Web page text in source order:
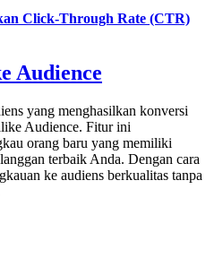
Click-Through Rate (CTR)
Audience
yang menghasilkan konversi
Audience. Fitur ini
orang baru yang memiliki
terbaik Anda. Dengan cara
ke audiens berkualitas tanpa